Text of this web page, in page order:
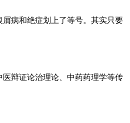
病和绝症划上了等号。其实只要
辩证论治理论、中药药理学等传